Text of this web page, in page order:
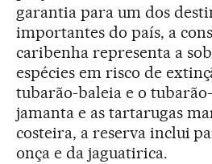
garantia para um dos
importantes do país, a
caribenha representa a
espécies em risco de
tubarão-baleia e o
jamanta e as tartarugas
costeira, a reserva inclui
onça e da jaguatirica.